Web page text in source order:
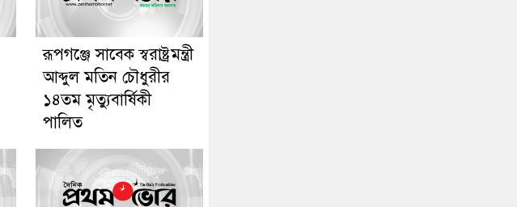
রূপগঞ্জে সাবেক স্বরাষ্ট্রমন্ত্রী
আব্দুল মতিন চৌধুরীর
১৪তম মৃত্যুবার্ষিকী
পালিত